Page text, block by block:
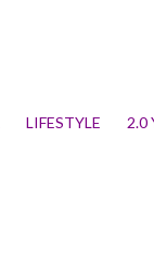
LIFESTYLE 2.0